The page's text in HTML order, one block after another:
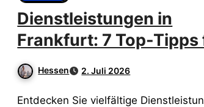
Dienstleistungen in
Frankfurt: 7 Top-Tipps
dich!Hessen 2. Juli 2026
Entdecken Sie vielfältige Dienstleistungen